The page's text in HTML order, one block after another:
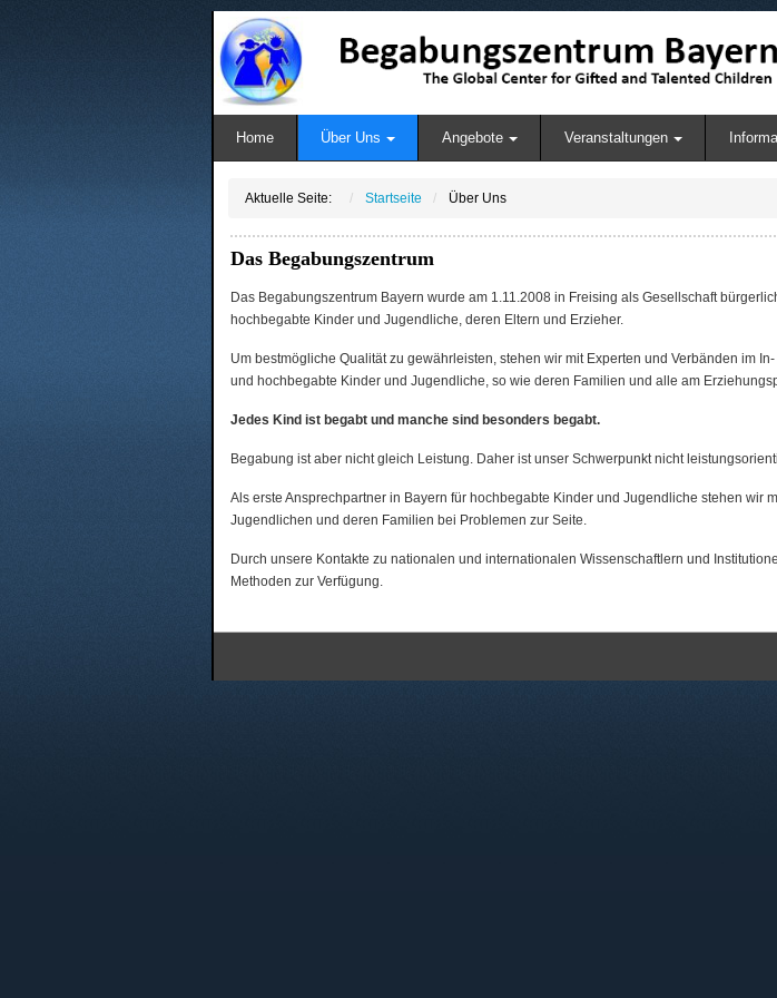
Home Über Uns Angebote Veranstaltungen
Aktuelle Seite: Startseite Über Uns
Das Begabungszentrum
Das Begabungszentrum Bayern wurde am 1.11.2008 in Freising als Gesellschaft
hochbegabte Kinder und Jugendliche, deren Eltern und Erzieher.
Um bestmögliche Qualität zu gewährleisten, stehen wir mit Experten und Verbänden im
und hochbegabte Kinder und Jugendliche, so wie deren Familien und alle am
Jedes Kind ist begabt und manche sind besonders begabt.
Begabung ist aber nicht gleich Leistung. Daher ist unser Schwerpunkt nicht
Als erste Ansprechpartner in Bayern für hochbegabte Kinder und Jugendliche stehen wir
Jugendlichen und deren Familien bei Problemen zur Seite.
Durch unsere Kontakte zu nationalen und internationalen Wissenschaftlern und
Methoden zur Verfügung.